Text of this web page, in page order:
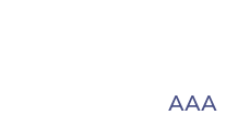
AAA